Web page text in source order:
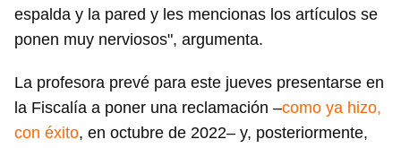
espalda y la pared y les mencionas los artículos se
ponen muy nerviosos", argumenta.
La profesora prevé para este jueves presentarse en
la Fiscalía a poner una reclamación –como ya hizo,
con éxito, en octubre de 2022– y, posteriormente,